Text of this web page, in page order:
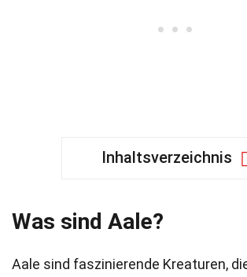
Inhaltsverzeichnis
Was sind Aale?
Aale sind faszinierende Kreaturen,